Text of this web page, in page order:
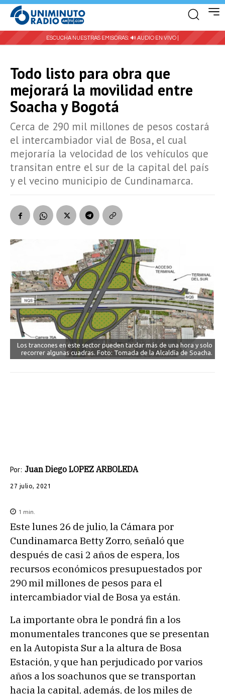
ESCUCHA NUESTRAS EMISORAS: 🔊 AUDIO EN VIVO |
Todo listo para obra que
mejorará la movilidad entre
Soacha y Bogotá
Cerca de 290 mil millones de pesos costará
el intercambiador vial de Bosa, el cual
mejoraría la velocidad de los vehículos que
transitan entre el sur de la capital del país
y el vecino municipio de Cundinamarca.
Los trancones en este sector pueden tardar más de una hora y solo
recorrer algunas cuadras. Foto: Tomada de la Alcaldía de Soacha.
Por: Juan Diego LOPEZ ARBOLEDA
27 julio, 2021
1 min.
Este lunes 26 de julio, la Cámara por
Cundinamarca Betty Zorro, señaló que
después de casi 2 años de espera, los
recursos económicos presupuestados por
290 mil millones de pesos para el
intercambiador vial de Bosa ya están.
La importante obra le pondrá fin a los
monumentales trancones que se presentan
en la Autopista Sur a la altura de Bosa
Estación, y que han perjudicado por varios
años a los soachunos que se transportan
hacia la capital, además, de los miles de